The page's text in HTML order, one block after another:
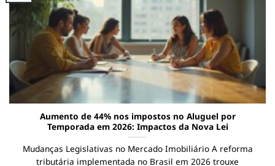
Aumento de 44% nos impostos no Aluguel por
Temporada em 2026: Impactos da Nova Lei
Mudanças Legislativas no Mercado Imobiliário A reforma
tributária implementada no Brasil em 2026 trouxe